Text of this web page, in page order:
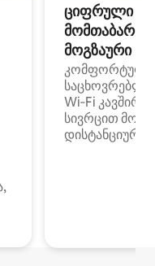
ციფრული
მოგზაური
კომფორტული
Wi‑Fi
სივრცით
დისტანციური